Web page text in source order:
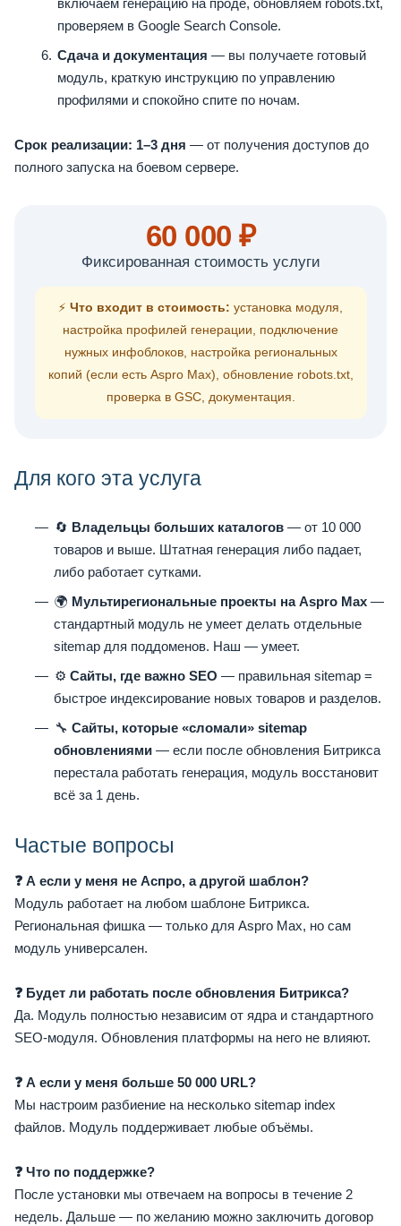
включаем генерацию на проде, обновляем robots.txt,
проверяем в Google Search Console.
Сдача и документация — вы получаете готовый
модуль, краткую инструкцию по управлению
профилями и спокойно спите по ночам.
Срок реализации: 1–3 дня — от получения доступов до
полного запуска на боевом сервере.
60 000 ₽
Фиксированная стоимость услуги
⚡ Что входит в стоимость: установка модуля,
настройка профилей генерации, подключение
нужных инфоблоков, настройка региональных
копий (если есть Aspro Max), обновление robots.txt,
проверка в GSC, документация.
Для кого эта услуга
🔄 Владельцы больших каталогов— от 10 000
товаров и выше. Штатная генерация либо падает,
либо работает сутками.
🌍 Мультирегиональные проекты на Aspro Max—
стандартный модуль не умеет делать отдельные
sitemap для поддоменов. Наш — умеет.
⚙️ Сайты, где важно SEO — правильная sitemap =
быстрое индексирование новых товаров и разделов.
🔧 Сайты, которые «сломали» sitemap
обновлениями— если после обновления Битрикса
перестала работать генерация, модуль восстановит
всё за 1 день.
Частые вопросы
❓ А если у меня не Аспро, а другой шаблон?
Модуль работает на любом шаблоне Битрикса.
Региональная фишка — только для Aspro Max, но сам
модуль универсален.
❓ Будет ли работать после обновления Битрикса?
Да. Модуль полностью независим от ядра и стандартного
SEO-модуля. Обновления платформы на него не влияют.
❓ А если у меня больше 50 000 URL?
Мы настроим разбиение на несколько sitemap index
файлов. Модуль поддерживает любые объёмы.
❓ Что по поддержке?
После установки мы отвечаем на вопросы в течение 2
недель. Дальше — по желанию можно заключить договор